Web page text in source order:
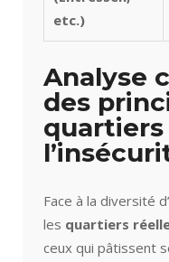
etc.)
Analyse
des
Face à la diversité d’
les quartiers
ceux qui pâtissent